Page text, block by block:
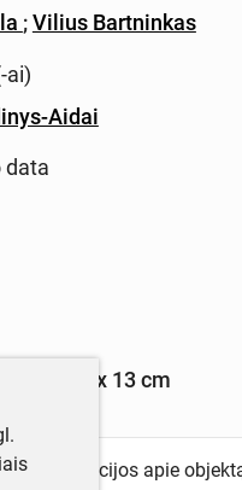
;Vilius Bartninkas
ai)
Aidai
data
– 19,5 x 13 cm
informacijos apie